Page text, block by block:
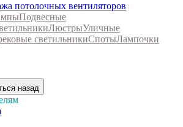
потолочных вентиляторов
Подвесные
ЛюстрыУличные
светильникиСпотыЛампочки
назад